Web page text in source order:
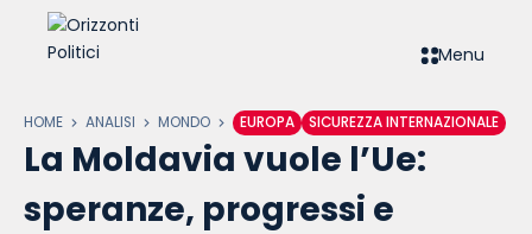
Menu
HOME ANALISI MONDO EUROPA SICUREZZA INTERNAZIONALE
La Moldavia vuole l’Ue:
speranze, progressi e